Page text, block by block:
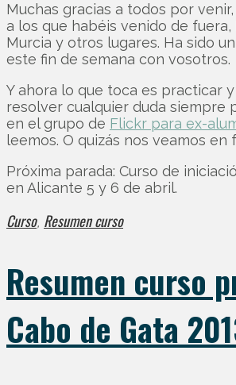
Muchas gracias a todos por
a los que habéis venido de fuera,
Murcia y otros lugares. Ha sido
este fin de semana con vosotros.
Y ahora lo que toca es practicar
resolver cualquier duda siempre
en el grupo de Flickr para ex-
leemos. O quizás nos veamos en
Próxima parada: Curso de
en Alicante 5 y 6 de abril.
Curso, Resumen curso
Resumen curso
Cabo de Gata